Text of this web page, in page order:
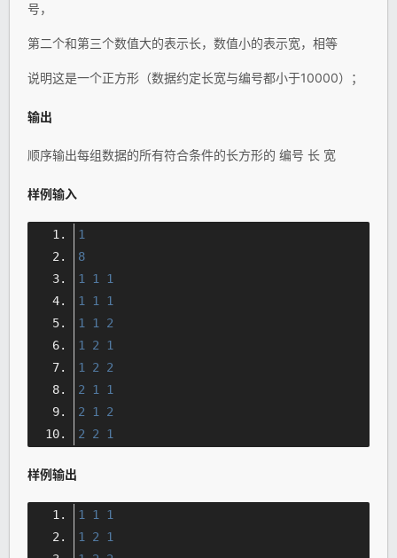
号，
第二个和第三个数值大的表示长，数值小的表示宽，相等
说明这是一个正方形（数据约定长宽与编号都小于10000）；
输出
顺序输出每组数据的所有符合条件的长方形的 编号 长 宽
样例输入
1
8
1
1
1
1
1
1
1
1
2
1
2
1
1
2
2
2
1
1
2
1
2
2
2 1
样例输出
1 1
1
1
2
1